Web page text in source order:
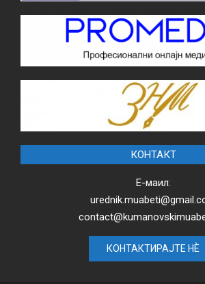
КОНТАКТ
Е-маил:
КОНТАКТИРАЈТЕ НЀ